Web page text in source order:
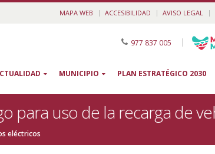
MAPA WEB ACCESIBILIDAD AVISO LEGAL
977 837 005 |
MUNICIPIO PLAN ESTRATÉGICO 2030
para uso de la recarga de
eléctricos